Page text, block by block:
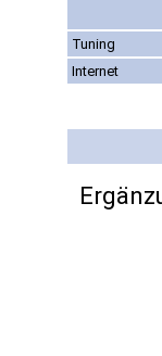
Tuning
Internet